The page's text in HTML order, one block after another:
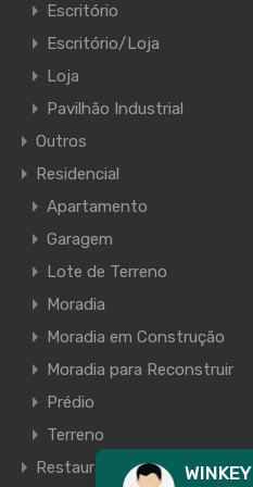
Escritório
Escritório/Loja
Loja
Pavilhão Industrial
Outros
Residencial
Apartamento
Garagem
Lote de Terreno
Moradia
Moradia em Construção
Moradia para Reconstruir
Prédio
Terreno
Restaurante
WINKEY